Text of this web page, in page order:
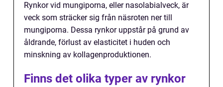
Rynkor vid mungiporna, eller nasolabialveck, är
veck som sträcker sig från näsroten ner till
mungiporna. Dessa rynkor uppstår på grund av
åldrande, förlust av elasticitet i huden och
minskning av kollagenproduktionen.
Finns det olika typer av rynkor